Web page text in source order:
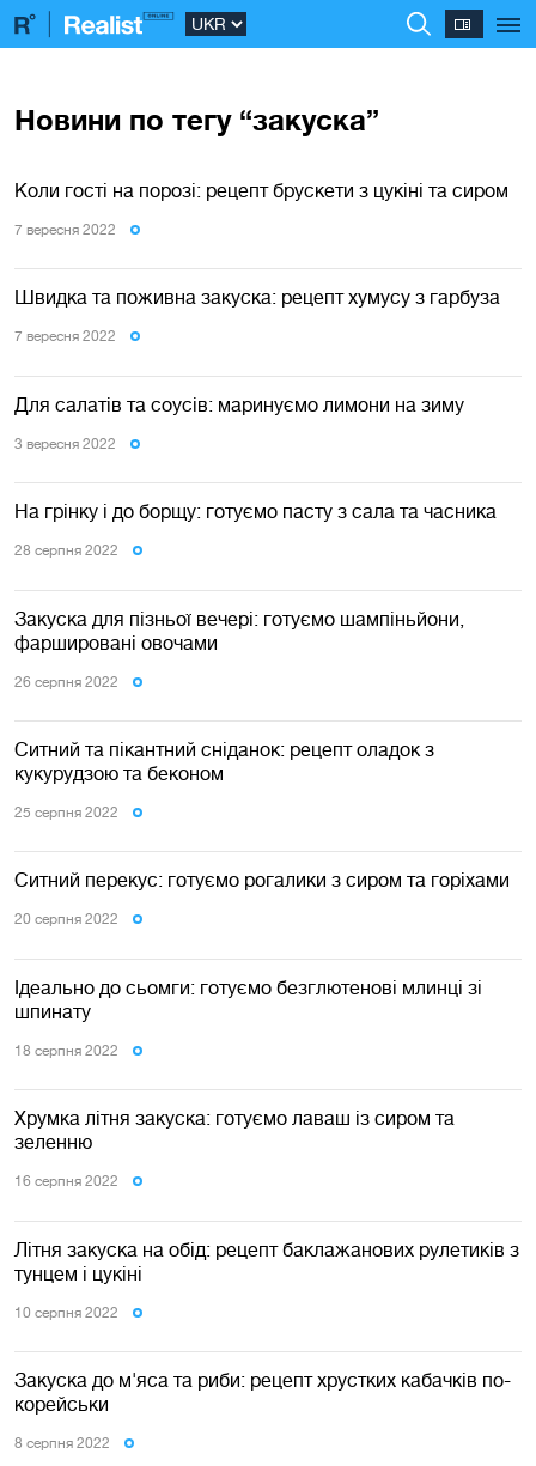
Новини по тегу “закуска”
Коли гості на порозі: рецепт брускети з цукіні та сиром
7 вересня 2022
Швидка та поживна закуска: рецепт хумусу з гарбуза
7 вересня 2022
Для салатів та соусів: маринуємо лимони на зиму
3 вересня 2022
На грінку і до борщу: готуємо пасту з сала та часника
28 серпня 2022
Закуска для пізньої вечері: готуємо шампіньйони,
фаршировані овочами
26 серпня 2022
Ситний та пікантний сніданок: рецепт оладок з
кукурудзою та беконом
25 серпня 2022
Ситний перекус: готуємо рогалики з сиром та горіхами
20 серпня 2022
Ідеально до сьомги: готуємо безглютенові млинці зі
шпинату
18 серпня 2022
Хрумка літня закуска: готуємо лаваш із сиром та
зеленню
16 серпня 2022
Літня закуска на обід: рецепт баклажанових рулетиків з
тунцем і цукіні
10 серпня 2022
Закуска до м'яса та риби: рецепт хрустких кабачків по-
корейськи
8 серпня 2022